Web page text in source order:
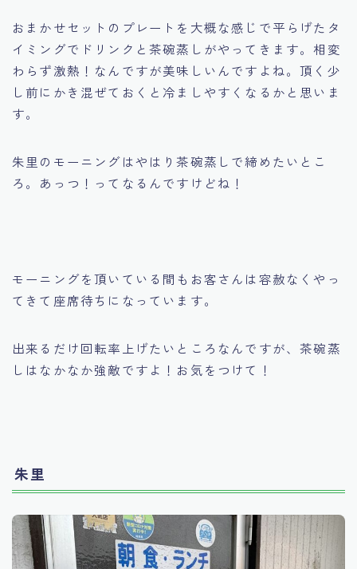
おまかせセットのプレートを大概な感じで平らげたタ
イミングでドリンクと茶碗蒸しがやってきます。相変
わらず激熱！なんですが美味しいんですよね。頂く少
し前にかき混ぜておくと冷ましやすくなるかと思いま
す。
朱里のモーニングはやはり茶碗蒸しで締めたいとこ
ろ。あっつ！ってなるんですけどね！
モーニングを頂いている間もお客さんは容赦なくやっ
てきて座席待ちになっています。
出来るだけ回転率上げたいところなんですが、茶碗蒸
しはなかなか強敵ですよ！お気をつけて！
朱里